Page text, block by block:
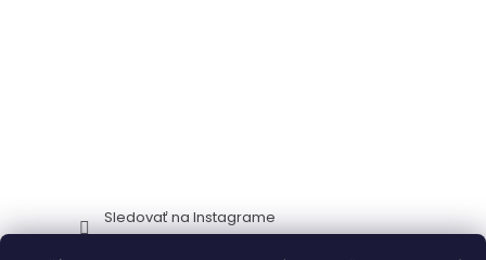
Sledovať na Instagrame